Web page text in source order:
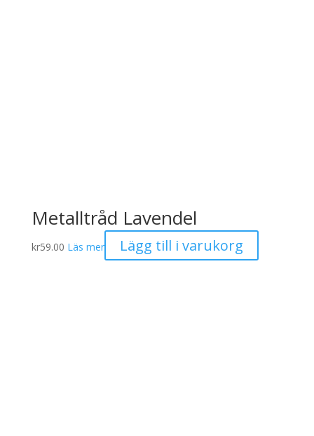
Metalltråd Lavendel
kr59.00 Läs mer Lägg till i varukorg